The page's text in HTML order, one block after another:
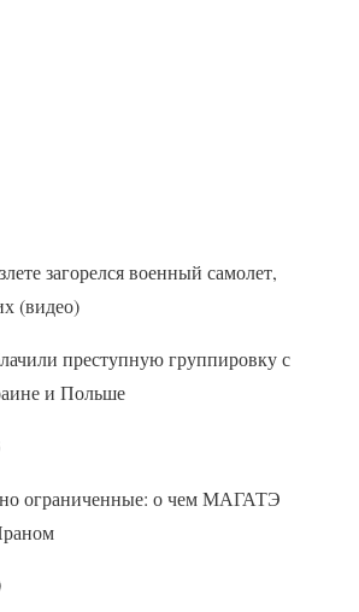
загорелся военный самолет,
(видео)
преступную группировку с
и Польше
ограниченные: о чем МАГАТЭ